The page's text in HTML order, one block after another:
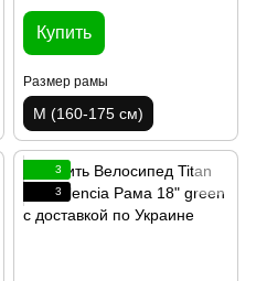
Купить
Размер рамы
M (160-175 см)
3
3